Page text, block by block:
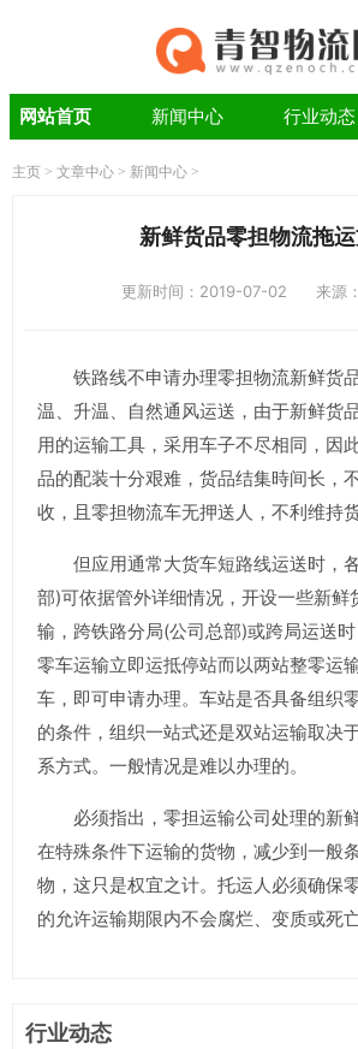
网站首页 新闻中心 行业动态
主页 > 文章中心 > 新闻中心 >
新鲜货品零担物流拖
更新时间：2019-07-02 来源
铁路线不申请办理零担物流新鲜货
温、升温、自然通风运送，由于新鲜货
用的运输工具，采用车子不尽相同，因
品的配装十分艰难，货品结集時间长，
收，且零担物流车无押送人，不利维持货
但应用通常大货车短路线运送时，
部)可依据管外详细情况，开设一些新鲜
输，跨铁路分局(公司总部)或跨局运送
零车运输立即运抵停站而以两站整零运
车，即可申请办理。车站是否具备组织
的条件，组织一站式还是双站运输取决
系方式。一般情况是难以办理的。
必须指出，零担运输公司处理的新
在特殊条件下运输的货物，减少到一般
物，这只是权宜之计。托运人必须确保
的允许运输期限内不会腐烂、变质或死亡
行业动态